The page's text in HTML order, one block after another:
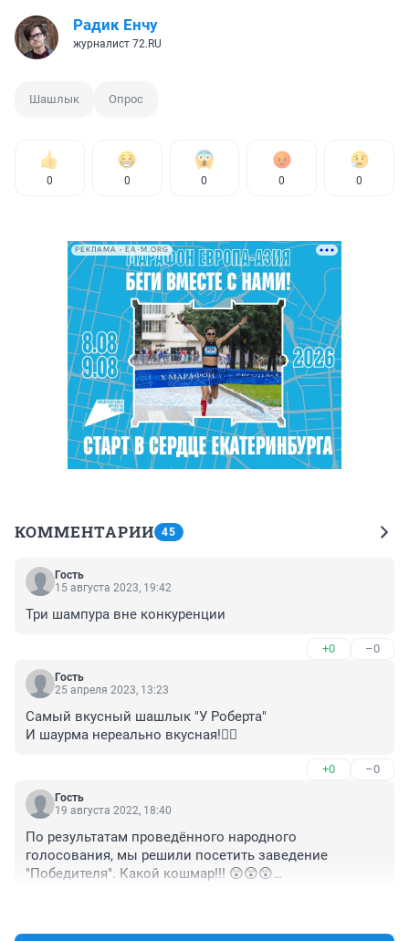
Радик Енчу
журналист 72.RU
Шашлык Опрос
0 0 0 0 0
РЕКЛАМА • EA-M.ORG
КОММЕНТАРИИ 45
Гость
15 августа 2023, 19:42
Три шампура вне конкуренции
+0 –0
Гость
25 апреля 2023, 13:23
Самый вкусный шашлык "У Роберта"
И шаурма нереально вкусная!👌🏻
+0 –0
Гость
19 августа 2022, 18:40
По результатам проведённого народного
голосования, мы решили посетить заведение
"Победителя". Какой кошмар!!! 😲😲😲